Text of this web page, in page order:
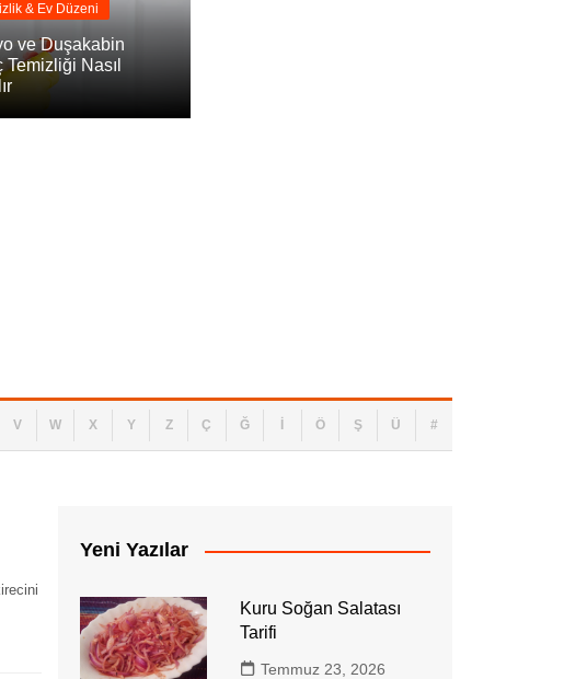
& Ev Düzeni
ve Duşakabin
Temizliği Nasıl
V W X Y Z Ç Ğ Ö Ş Ü #
Yeni Yazılar
Kuru Soğan Salatası
Tarifi
Temmuz 23, 2026